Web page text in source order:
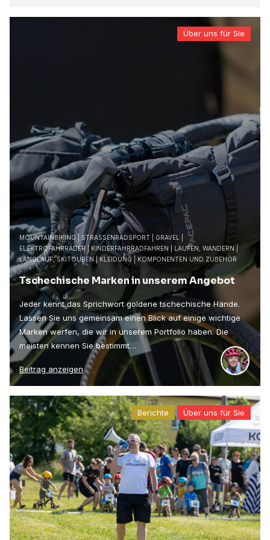
Über uns für Sie
MOUNTAINBIKING | STRASSENRADSPORT | GRAVEL |
ELEKTROFAHRRÄDER | KINDERFAHRRADFAHREN | LAUFEN, WANDERN |
LANGLAUF, SKITOUREN | KLEIDUNG | KOMPONENTEN UND ZUBEHÖR
Tschechische Marken in unserem Angebot
Jeder kennt das Sprichwort goldene tschechische Hände.
Lassen Sie uns gemeinsam einen Blick auf einige wichtige
Marken werfen, die wir in unserem Portfolio haben. Die
meisten kennen Sie bestimmt…
Beitrag anzeigen
Berichte Über uns für Sie